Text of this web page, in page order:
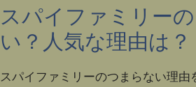
スパイファミリー
い？人気な理由は？
スパイファミリーのつまらない理由